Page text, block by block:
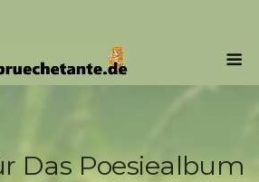
Das Poesiealbum